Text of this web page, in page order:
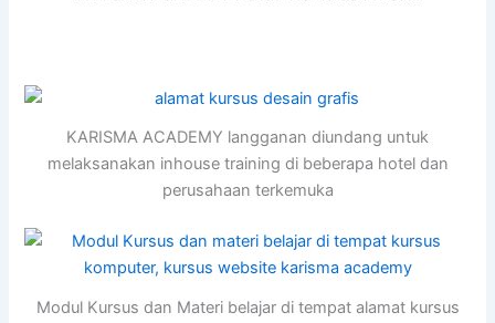
KARISMA ACADEMY langganan diundang untuk
melaksanakan inhouse training di beberapa hotel dan
perusahaan terkemuka
Modul Kursus dan Materi belajar di tempat alamat kursus